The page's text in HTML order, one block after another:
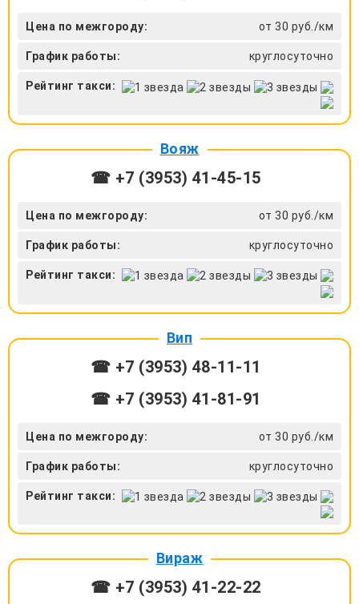
Цена по межгороду: от 30 руб./км
График работы: круглосуточно
Рейтинг такси:
Вояж
☎ +7 (3953) 41-45-15
Цена по межгороду: от 30 руб./км
График работы: круглосуточно
Рейтинг такси:
Вип
☎ +7 (3953) 48-11-11
☎ +7 (3953) 41-81-91
Цена по межгороду: от 30 руб./км
График работы: круглосуточно
Рейтинг такси:
Вираж
☎ +7 (3953) 41-22-22